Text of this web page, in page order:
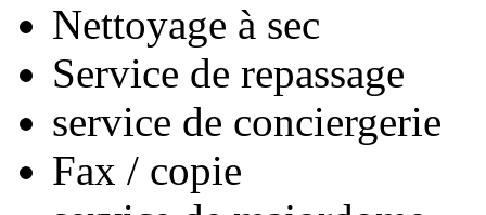
Nettoyage à sec
Service de repassage
service de conciergerie
Fax / copie